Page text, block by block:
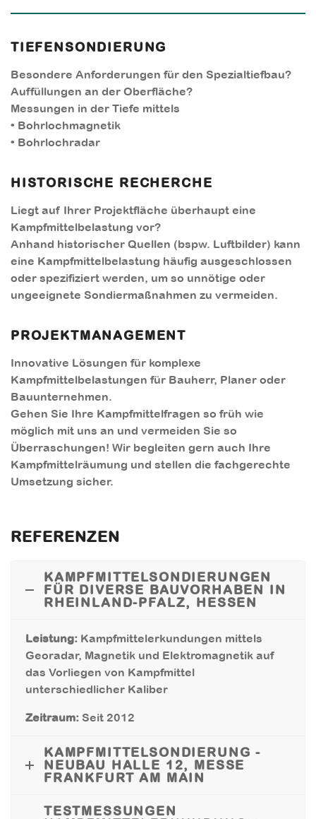
TIEFENSONDIERUNG
Besondere Anforderungen für den Spezialtiefbau?
Auffüllungen an der Oberfläche?
Messungen in der Tiefe mittels
• Bohrlochmagnetik
• Bohrlochradar
HISTORISCHE RECHERCHE
Liegt auf Ihrer Projektfläche überhaupt eine
Kampfmittelbelastung vor?
Anhand historischer Quellen (bspw. Luftbilder) kann
eine Kampfmittelbelastung häufig ausgeschlossen
oder spezifiziert werden, um so unnötige oder
ungeeignete Sondiermaßnahmen zu vermeiden.
PROJEKTMANAGEMENT
Innovative Lösungen für komplexe
Kampfmittelbelastungen für Bauherr, Planer oder
Bauunternehmen.
Gehen Sie Ihre Kampfmittelfragen so früh wie
möglich mit uns an und vermeiden Sie so
Überraschungen! Wir begleiten gern auch Ihre
Kampfmittelräumung und stellen die fachgerechte
Umsetzung sicher.
REFERENZEN
KAMPFMITTELSONDIERUNGEN
FÜR DIVERSE BAUVORHABEN IN
RHEINLAND-PFALZ, HESSEN
Leistung: Kampfmittelerkundungen mittels
Georadar, Magnetik und Elektromagnetik auf
das Vorliegen von Kampfmittel
unterschiedlicher Kaliber
Zeitraum: Seit 2012
KAMPFMITTELSONDIERUNG -
NEUBAU HALLE 12, MESSE
FRANKFURT AM MAIN
TESTMESSUNGEN